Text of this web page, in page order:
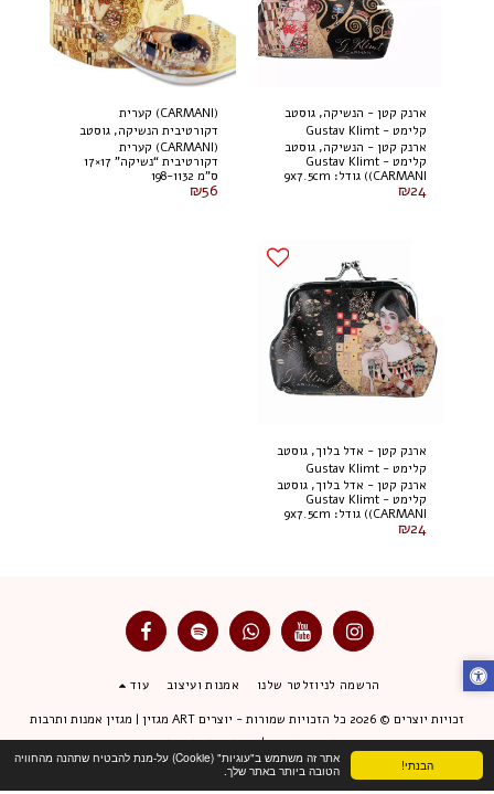
הבנתי!
אתר זה משתמש ב"עוגיות" (Cookie) על-מנת להבטיח שתהנה מהחוויה
הטובה ביותר באתר שלך.
ארנק קטן - הנשיקה, גוסטב
קלימט - Gustav Klimt
(CARMANI)
ארנק קטן - הנשיקה, גוסטב
קלימט - Gustav Klimt
(CARMANI) גודל: 9x7.5cm
021-3501
₪24
(CARMANI) קערית
דקורטיבית הנשיקה, גוסטב
קלימט
(CARMANI) קערית
דקורטיבית “נשיקה” 17×17
ס”מ 198-1132
₪56
ארנק קטן - אדל בלוך, גוסטב
קלימט - Gustav Klimt
(CARMANI)
ארנק קטן - אדל בלוך, גוסטב
קלימט - Gustav Klimt
(CARMANI) גודל: 9x7.5cm
021-3505
₪24
הרשמה לניוזלטר שלנו אמנות ועיצוב עוד
זכויות יוצרים © 2026 כל הזכויות שמורות -
יוצרים ART מגזין | מגזין אמנות ותרבות
תנאי שימוש|מדיניות פרטיות